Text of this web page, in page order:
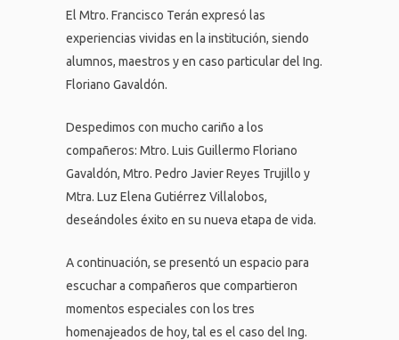
El Mtro. Francisco Terán expresó las
experiencias vividas en la institución, siendo
alumnos, maestros y en caso particular del Ing.
Floriano Gavaldón.
Despedimos con mucho cariño a los
compañeros: Mtro. Luis Guillermo Floriano
Gavaldón, Mtro. Pedro Javier Reyes Trujillo y
Mtra. Luz Elena Gutiérrez Villalobos,
deseándoles éxito en su nueva etapa de vida.
A continuación, se presentó un espacio para
escuchar a compañeros que compartieron
momentos especiales con los tres
homenajeados de hoy, tal es el caso del Ing.